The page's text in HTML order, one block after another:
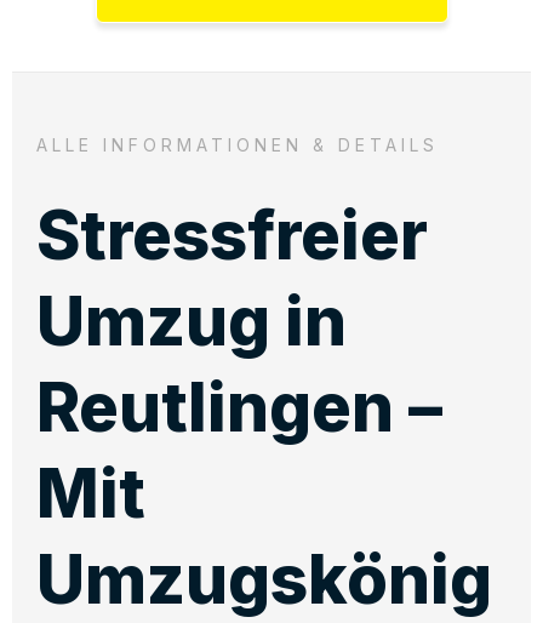
ALLE INFORMATIONEN & DETAILS
Stressfreier
Umzug in
Reutlingen –
Mit
Umzugskönig